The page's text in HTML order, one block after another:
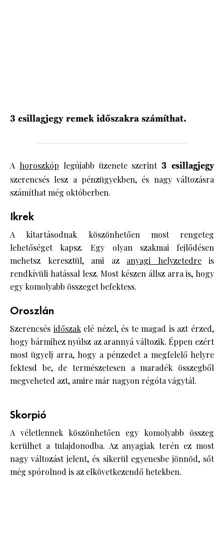
3 csillagjegy remek időszakra számíthat.
A horoszkóp legújabb üzenete szerint3 csillagjegy
szerencsés lesz a pénzügyekben, és nagy változásra
számíthat még októberben.
Ikrek
A kitartásodnak köszönhetően most rengeteg
lehetőséget kapsz. Egy olyan szakmai fejlődésen
mehetsz keresztül, ami az anyagi helyzetedreis
rendkívüli hatással lesz. Most készen állsz arra is, hogy
egy komolyabb összeget befektess.
Oroszlán
Szerencsés időszakelé nézel, és te magad is azt érzed,
hogy bármihez nyúlsz az arannyá változik. Éppen ezért
most ügyelj arra, hogy a pénzedet a megfelelő helyre
fektesd be, de természetesen a maradék összegből
megveheted azt, amire már nagyon régóta vágytál.
Skorpió
A véletlennek köszönhetően egy komolyabb összeg
kerülhet a tulajdonodba. Az anyagiak terén ez most
nagy változást jelent, és sikerül egyenesbe jönnöd, sőt
még spórolnod is az elkövetkezendő hetekben.